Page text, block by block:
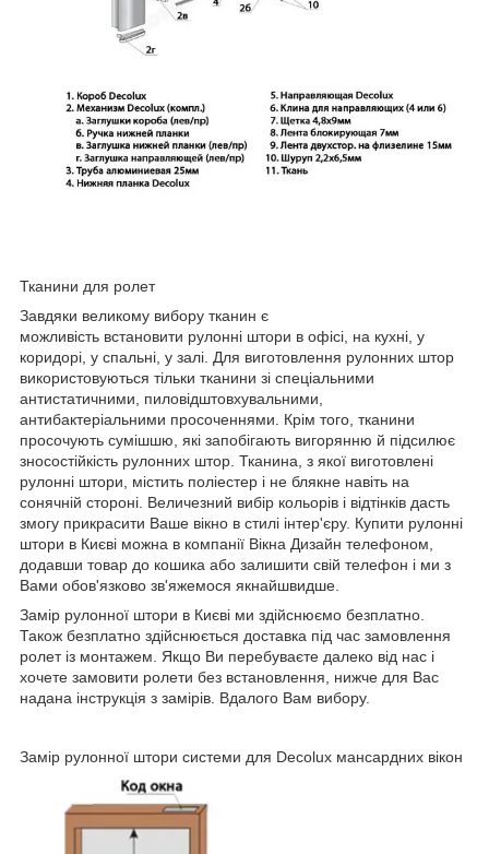
Тканини для ролет
Завдяки великому вибору тканин є
можливість встановити рулонні штори в офісі, на кухні, у
коридорі, у спальні, у залі. Для виготовлення рулонних штор
використовуються тільки тканини зі спеціальними
антистатичними, пиловідштовхувальними,
антибактеріальними просоченнями. Крім того, тканини
просочують сумішшю, які запобігають вигорянню й підсилює
зносостійкість рулонних штор. Тканина, з якої виготовлені
рулонні штори, містить поліестер і не блякне навіть на
сонячній стороні. Величезний вибір кольорів і відтінків дасть
змогу прикрасити Ваше вікно в стилі інтер'єру. Купити рулонні
штори в Києві можна в компанії Вікна Дизайн телефоном,
додавши товар до кошика або залишити свій телефон і ми з
Вами обов'язково зв'яжемося якнайшвидше.
Замір рулонної штори в Києві ми здійснюємо безплатно.
Також безплатно здійснюється доставка під час замовлення
ролет із монтажем. Якщо Ви перебуваєте далеко від нас і
хочете замовити ролети без встановлення, нижче для Вас
надана інструкція з замірів. Вдалого Вам вибору.
Замір рулонної штори системи для Decolux мансардних вікон